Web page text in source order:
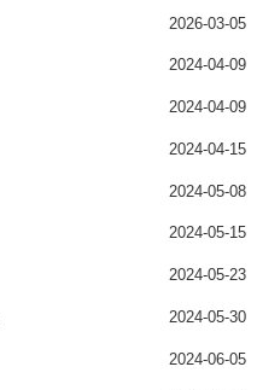
2026-03-05
2024-04-09
2024-04-09
2024-04-15
2024-05-08
2024-05-15
2024-05-23
2024-05-30
2024-06-05